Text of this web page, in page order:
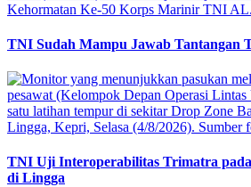
TNI Sudah Mampu Jawab Tantangan
TNI Uji Interoperabilitas Trimatra
di Lingga